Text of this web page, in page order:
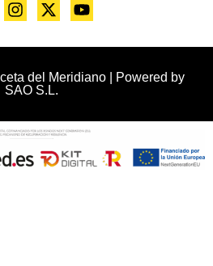
del Meridiano | Powered by
SAO S.L.